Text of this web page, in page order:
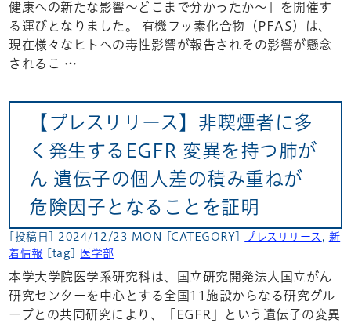
健康への新たな影響～どこまで分かったか～」を開催す
る運びとなりました。 有機フッ素化合物（PFAS）は、
現在様々なヒトへの毒性影響が報告されその影響が懸念
されるこ …
【プレスリリース】非喫煙者に多
く発生するEGFR 変異を持つ肺が
ん 遺伝子の個人差の積み重ねが
危険因子となることを証明
[投稿日] 2024/12/23 MON [CATEGORY] プレスリリース
新
着情報
[tag] 医学部
本学大学院医学系研究科は、国立研究開発法人国立がん
研究センターを中心とする全国11施設からなる研究グル
ープとの共同研究により、「EGFR」という遺伝子の変異